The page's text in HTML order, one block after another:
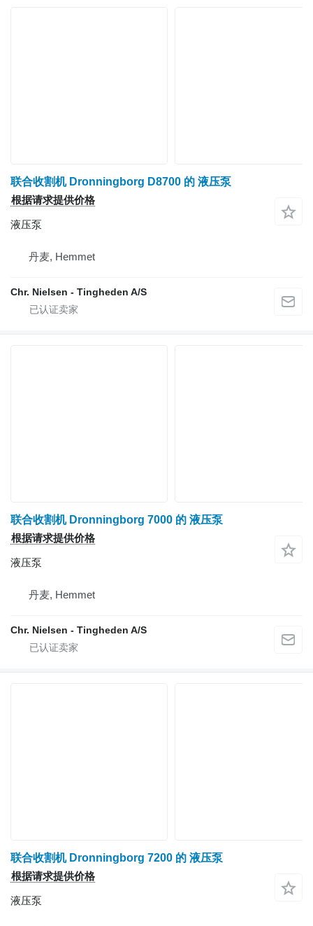
联合收割机 Dronningborg D8700 的 液压泵
根据请求提供价格
液压泵
丹麦, Hemmet
Chr. Nielsen - Tingheden A/S
联合收割机 Dronningborg 7000 的 液压泵
根据请求提供价格
液压泵
丹麦, Hemmet
Chr. Nielsen - Tingheden A/S
联合收割机 Dronningborg 7200 的 液压泵
根据请求提供价格
液压泵